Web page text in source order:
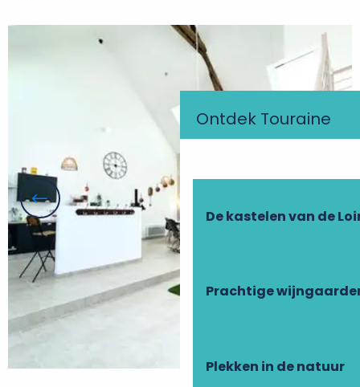
Ontdek Touraine
De kastelen van de
Prachtige
Plekken in de natuur